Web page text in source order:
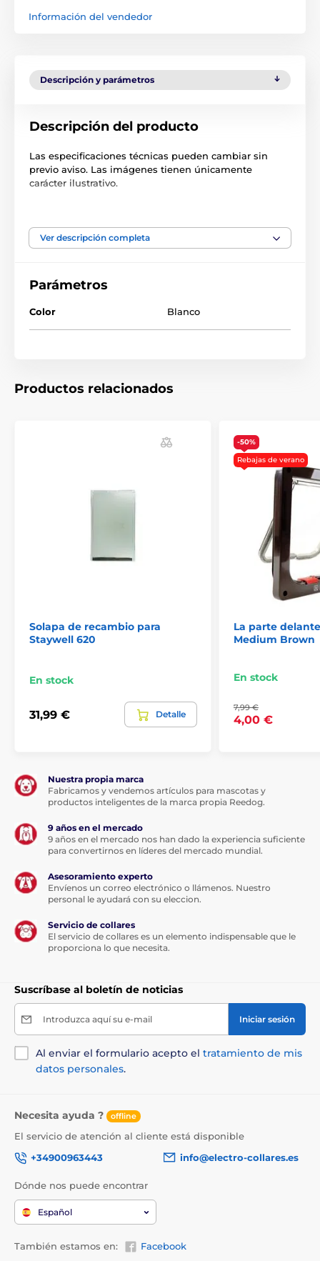
Información del vendedor
Descripción y parámetros
Descripción del producto
Las especificaciones técnicas pueden cambiar sin
previo aviso. Las imágenes tienen únicamente
carácter ilustrativo.
El producto aparece en las categorías
% Accesorios
Ver descripción completa
Parámetros
Color Blanco
Productos relacionados
Solapa de recambio para
Staywell 620
En stock
31,99 € Detalle
-50%
Rebajas de verano
La parte
Medium Brown
En stock
7,99 €
4,00 €
Nuestra propia marca
Fabricamos y vendemos artículos para mascotas y
productos inteligentes de la marca propia Reedog.
9 años en el mercado
9 años en el mercado nos han dado la experiencia suficiente
para convertirnos en líderes del mercado mundial.
Asesoramiento experto
Envíenos un correo electrónico o llámenos. Nuestro
personal le ayudará con su eleccion.
Servicio de collares
El servicio de collares es un elemento indispensable que le
proporciona lo que necesita.
Suscríbase al boletín de noticias
Introduzca aquí su e-mail Iniciar sesión
Al enviar el formulario acepto el tratamiento de mis
datos personales.
Necesita ayuda ? offline
El servicio de atención al cliente está disponible
+34900963443
info@electro-collares.es
Dónde nos puede encontrar
Español
También estamos en: Facebook